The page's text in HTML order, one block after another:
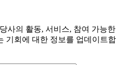
사의 활동, 서비스, 참여 가능한
기회에 대한 정보를 업데이트합